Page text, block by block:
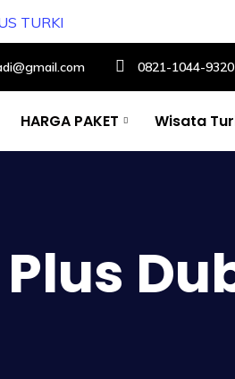
0821-1044-9320
HARGA PAKET Wisata